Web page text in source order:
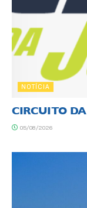
NOTÍCIA
CIRCUITO
05/08/2026